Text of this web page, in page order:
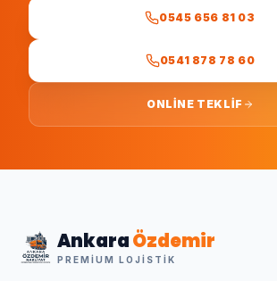
0545 656 81 03
0541 878 78 60
ONLINE TEKLIF
AnkaraÖzdemir
PREMIUM LOJISTIK